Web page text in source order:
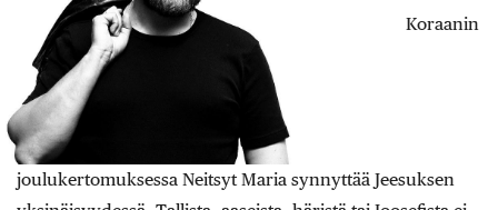
Koraanin
joulukertomuksessa Neitsyt Maria synnyttää Jeesuksen